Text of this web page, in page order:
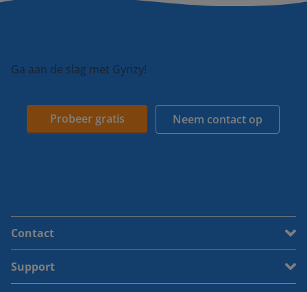
Ga aan de slag met Gynzy!
Probeer gratis Neem contact op
Contact
Support